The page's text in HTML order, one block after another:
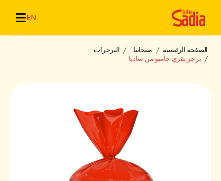
EN
الصفحة الرئيسية منتجاتنا
البرجرات
برجر بقري جامبو من ساديا